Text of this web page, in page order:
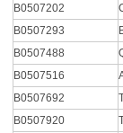
B0507202
B0507293
B0507488
B0507516
B0507692
B0507920